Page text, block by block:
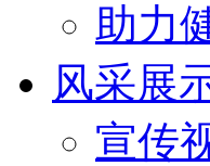
助力
风采展
宣传